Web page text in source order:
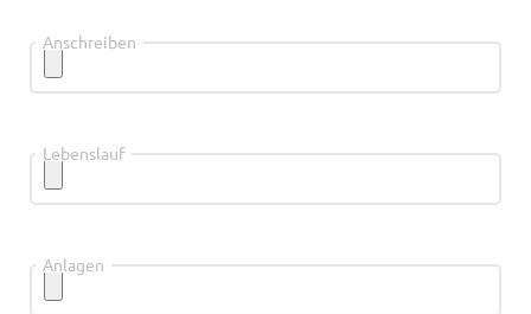
Anschreiben
Lebenslauf
Anlagen